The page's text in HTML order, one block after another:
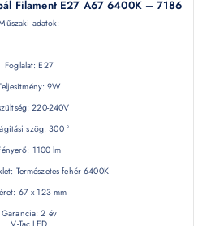
Filament E27 A67 6400K – 7186
adatok:
Foglalat: E27
9W
220-240V
szög: 300 °
1100 lm
Természetes fehér 6400K
67 x 123 mm
Garancia: 2 év